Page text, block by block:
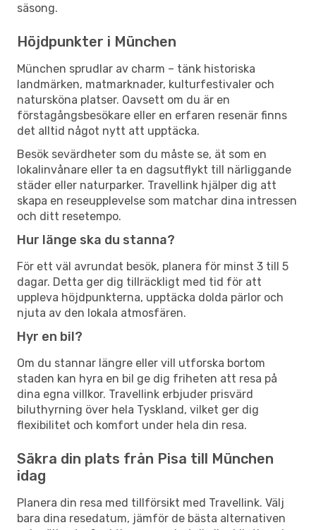
säsong.
Höjdpunkter i München
München sprudlar av charm – tänk historiska
landmärken, matmarknader, kulturfestivaler och
natursköna platser. Oavsett om du är en
förstagångsbesökare eller en erfaren resenär finns
det alltid något nytt att upptäcka.
Besök sevärdheter som du måste se, ät som en
lokalinvånare eller ta en dagsutflykt till närliggande
städer eller naturparker. Travellink hjälper dig att
skapa en reseupplevelse som matchar dina intressen
och ditt resetempo.
Hur länge ska du stanna?
För ett väl avrundat besök, planera för minst 3 till 5
dagar. Detta ger dig tillräckligt med tid för att
uppleva höjdpunkterna, upptäcka dolda pärlor och
njuta av den lokala atmosfären.
Hyr en bil?
Om du stannar längre eller vill utforska bortom
staden kan hyra en bil ge dig friheten att resa på
dina egna villkor. Travellink erbjuder prisvärd
biluthyrning över hela Tyskland, vilket ger dig
flexibilitet och komfort under hela din resa.
Säkra din plats från Pisa till München
idag
Planera din resa med tillförsikt med Travellink. Välj
bara dina resedatum, jämför de bästa alternativen